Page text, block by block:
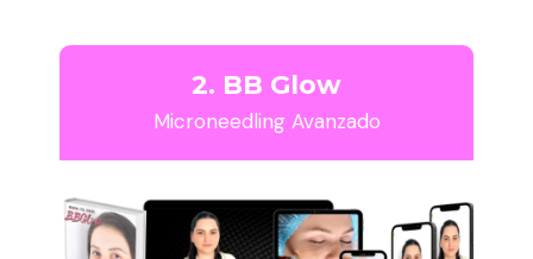
2. BB Glow
Microneedling Avanzado